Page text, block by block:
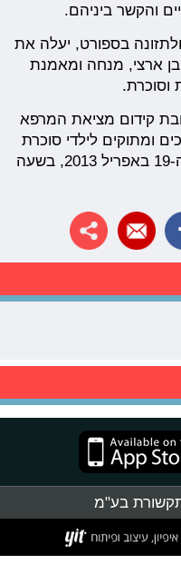
והקשר ביניהם.
בספורט, יעלה את
בן ארצי, מנחה ומאמנת
וסוכרת.
קידום מציאת המרפא
ומתוקים לילדי סוכרת
נעורים. האירוע יתקיים ביום שישי ה-19 באפריל 2013, בשעה